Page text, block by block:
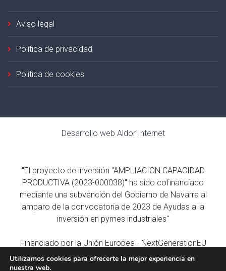
Aviso legal
Política de privacidad
Política de cookies
Desarrollo web Aldor Internet
Utilizamos cookies para ofrecerte la mejor experiencia en
nuestra web.
"El proyecto de inversión "AMPLIACION CAPACIDAD
PRODUCTIVA (2023-000038)" ha sido cofinanciado
mediante una subvención del Gobierno de Navarra al
amparo de la convocatoria de 2023 de Ayudas a la
inversión en pymes industriales"
Financiado por la Unión Europea - NextGenerationEU